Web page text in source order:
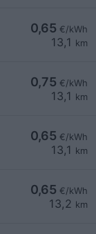
0,65 €/kWh
13,1 km
0,75 €/kWh
13,1 km
0,65 €/kWh
13,1 km
0,65 €/kWh
13,2 km